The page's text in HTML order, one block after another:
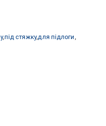
під стяжку для підлоги